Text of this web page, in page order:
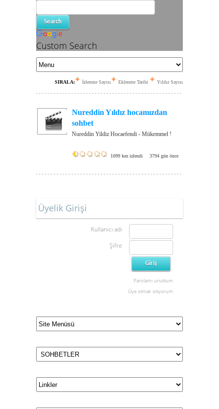
Custom Search
SIRALA: İzlenme Sayısı Eklenme Tarihi Yıldız Sayısı
Nureddin Yıldız hocamızdan
sohbet
Nureddin Yildiz Hocaefendi - Mükemmel !
1099 kez izlendi 3794 gün önce
Üyelik Girişi
Kullanıcı adı
Şifre
Parolamı unuttum
Üye olmak istiyorum